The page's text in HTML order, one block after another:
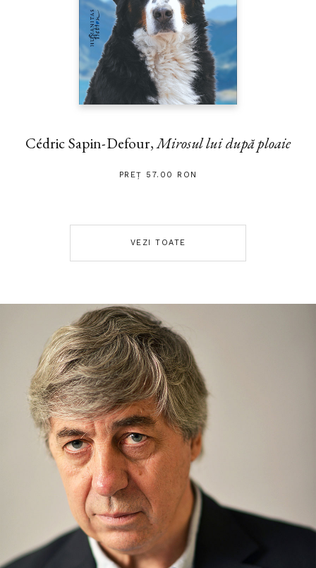
Cédric Sapin-Defour,Mirosul lui după ploaie
PREȚ 57.00 RON
VEZI TOATE